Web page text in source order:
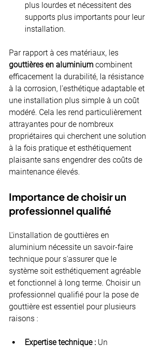
plus lourdes et nécessitent des
supports plus importants pour leur
installation.
Par rapport à ces matériaux, les
gouttières en aluminium combinent
efficacement la durabilité, la résistance
à la corrosion, l'esthétique adaptable et
une installation plus simple à un coût
modéré. Cela les rend particulièrement
attrayantes pour de nombreux
propriétaires qui cherchent une solution
à la fois pratique et esthétiquement
plaisante sans engendrer des coûts de
maintenance élevés.
Importance de choisir un
professionnel qualifié
L'installation de gouttières en
aluminium nécessite un savoir-faire
technique pour s'assurer que le
système soit esthétiquement agréable
et fonctionnel à long terme. Choisir un
professionnel qualifié pour la pose de
gouttière est essentiel pour plusieurs
raisons :
Expertise technique : Un